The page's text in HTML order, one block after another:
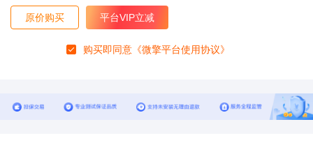
原价购买 平台VIP立减
购买即同意 《微擎平台使用协议》